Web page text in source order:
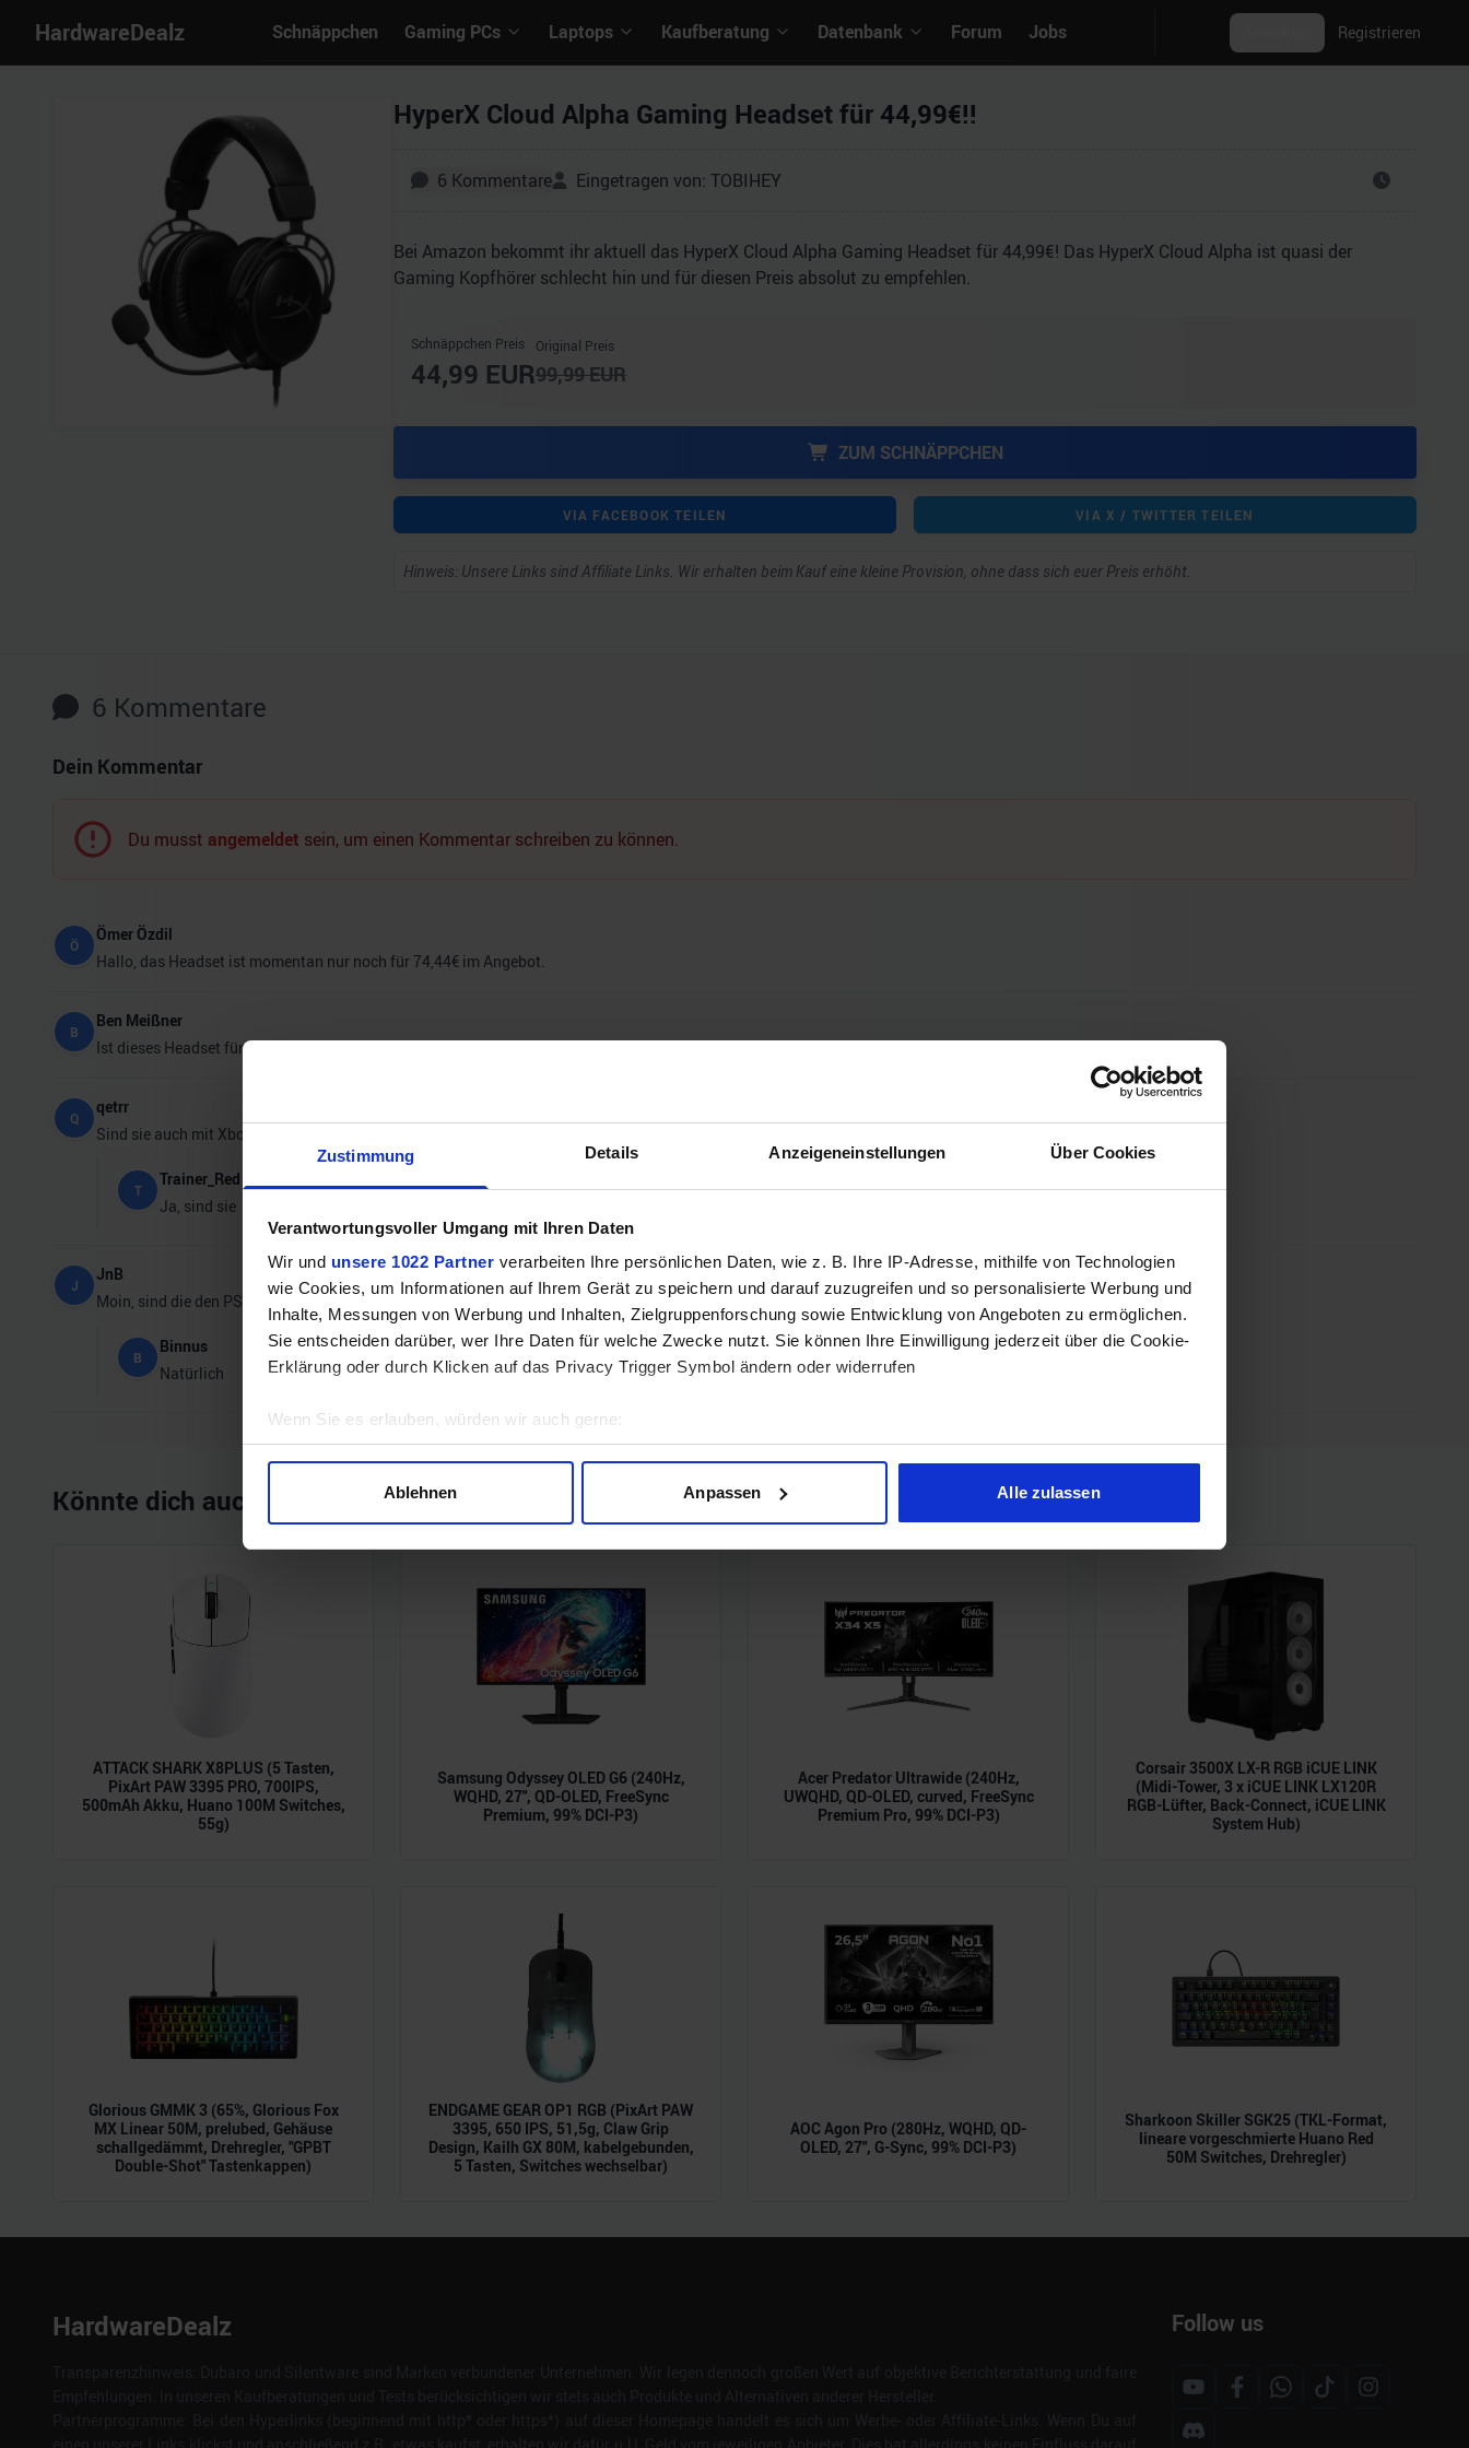
Zustimmung Details Anzeigeneinstellungen Über Cookies
Verantwortungsvoller Umgang mit Ihren Daten
Wir und unsere 1022 Partner verarbeiten Ihre persönlichen Daten, wie z. B. Ihre IP-Adresse, mithilfe von Technologien
wie Cookies, um Informationen auf Ihrem Gerät zu speichern und darauf zuzugreifen und so personalisierte Werbung und
Inhalte, Messungen von Werbung und Inhalten, Zielgruppenforschung sowie Entwicklung von Angeboten zu ermöglichen.
Sie entscheiden darüber, wer Ihre Daten für welche Zwecke nutzt. Sie können Ihre Einwilligung jederzeit über die Cookie-
Erklärung oder durch Klicken auf das Privacy Trigger Symbol ändern oder widerrufen
Wenn Sie es erlauben, würden wir auch gerne:
Informationen über Ihre geografische Lage erfassen, welche bis auf einige Meter genau sein können
Erfahren Sie mehr darüber, wie Ihre persönlichen Daten verarbeitet werden, und legen Sie Ihre Präferenzen im
Wir verwenden Cookies, um Inhalte und Anzeigen zu personalisieren, Funktionen für soziale Medien anbieten zu können
und die Zugriffe auf unsere Website zu analysieren. Außerdem geben wir Informationen zu Ihrer Verwendung unserer
Website an unsere Partner für soziale Medien, Werbung und Analysen weiter. Unsere Partner führen diese Informationen
möglicherweise mit weiteren Daten zusammen, die Sie ihnen bereitgestellt haben oder die sie im Rahmen Ihrer Nutzung
der Dienste gesammelt haben.
Ablehnen Anpassen Alle zulassen
HardwareDealz Schnäppchen Gaming PCs Laptops Kaufberatung Datenbank Forum Jobs Registrieren
HyperX Cloud Alpha Gaming Headset für 44,99€!!
6 Kommentare Eingetragen von: TOBIHEY
Bei Amazon bekommt ihr aktuell das HyperX Cloud Alpha Gaming Headset für 44,99€! Das HyperX Cloud Alpha ist quasi der
Gaming Kopfhörer schlecht hin und für diesen Preis absolut zu empfehlen.
Schnäppchen Preis
44,99 EUR
Original Preis
99,99EUR
ZUM SCHNÄPPCHEN
VIA FACEBOOK TEILEN VIA X / TWITTER TEILEN
Hinweis: Unsere Links sind Affiliate Links. Wir erhalten beim Kauf eine kleine Provision, ohne dass sich euer Preis erhöht.
6 Kommentare
Dein Kommentar
Du musst angemeldet sein, um einen Kommentar schreiben zu können.
Ö
Ömer Özdil
Hallo, das Headset ist momentan nur noch für 74,44€ im Angebot.
B
Ben Meißner
Ist dieses Headset für ps4 und PC geeignet
Q
qetrr
Sind sie auch mit Xbox kompatibel?
T
Trainer_Red
Ja, sind sie
J
JnB
Moin, sind die den PS5 tauglich (Partychat)? VG
B
Binnus
Natürlich
Könnte dich auch interessieren
ATTACK SHARK X8PLUS (5 Tasten,
PixArt PAW 3395 PRO, 700IPS,
500mAh Akku, Huano 100M Switches,
55g)
Samsung Odyssey OLED G6 (240Hz,
WQHD, 27", QD-OLED, FreeSync
Premium, 99% DCI-P3)
Acer Predator Ultrawide (240Hz,
UWQHD, QD-OLED, curved, FreeSync
Premium Pro, 99% DCI-P3)
Corsair 3500X LX-R RGB iCUE LINK
(Midi-Tower, 3 x iCUE LINK LX120R
RGB-Lüfter, Back-Connect, iCUE LINK
System Hub)
Glorious GMMK 3 (65%, Glorious Fox
MX Linear 50M, prelubed, Gehäuse
schallgedämmt, Drehregler, "GPBT
Double-Shot" Tastenkappen)
ENDGAME GEAR OP1 RGB (PixArt PAW
3395, 650 IPS, 51,5g, Claw Grip
Design, Kailh GX 80M, kabelgebunden,
5 Tasten, Switches wechselbar)
AOC Agon Pro (280Hz, WQHD, QD-
OLED, 27", G-Sync, 99% DCI-P3)
Sharkoon Skiller SGK25 (TKL-Format,
lineare vorgeschmierte Huano Red
50M Switches, Drehregler)
HardwareDealz Follow us